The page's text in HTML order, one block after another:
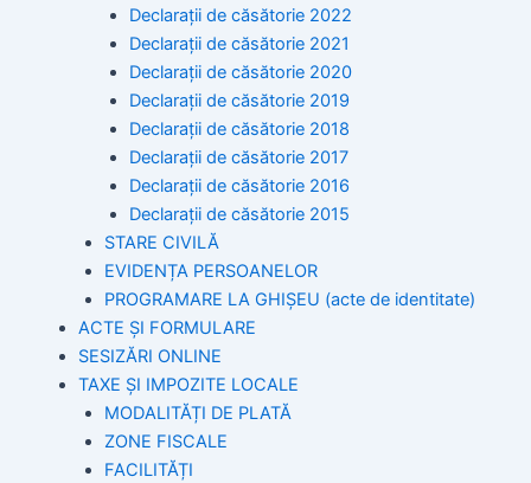
Declarații de căsătorie 2022
Declarații de căsătorie 2021
Declarații de căsătorie 2020
Declarații de căsătorie 2019
Declarații de căsătorie 2018
Declarații de căsătorie 2017
Declarații de căsătorie 2016
Declarații de căsătorie 2015
STARE CIVILĂ
EVIDENȚA PERSOANELOR
PROGRAMARE LA GHIȘEU (acte de identitate)
ACTE ȘI FORMULARE
SESIZĂRI ONLINE
TAXE ȘI IMPOZITE LOCALE
MODALITĂȚI DE PLATĂ
ZONE FISCALE
FACILITĂȚI